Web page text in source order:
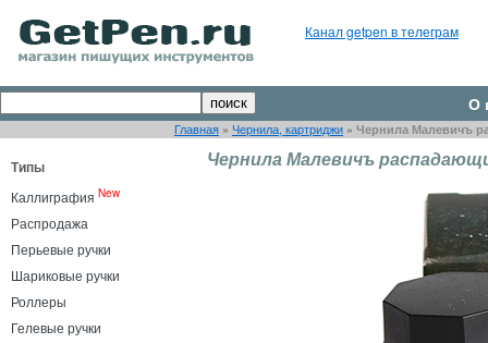
Канал getpen в телеграм
О
Главная » Чернила, картриджи » Чернила Малевичъ
Типы
Каллиграфия New
Распродажа
Перьевые ручки
Шариковые ручки
Роллеры
Гелевые ручки
Чернила Малевичъ